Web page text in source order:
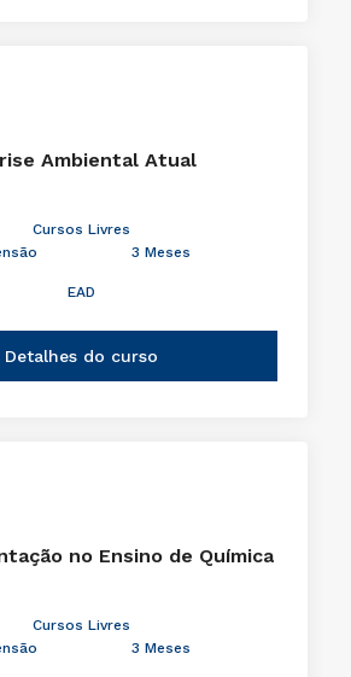
Ambiental Atual
Cursos Livres
3 Meses
EAD
Detalhes do curso
no Ensino de Química
Cursos Livres
3 Meses